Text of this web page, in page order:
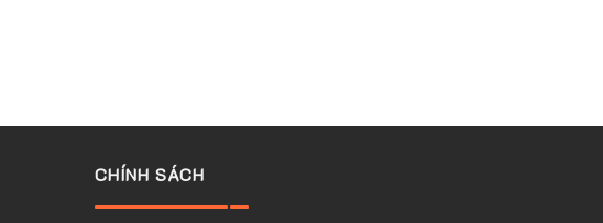
CHÍNH SÁCH